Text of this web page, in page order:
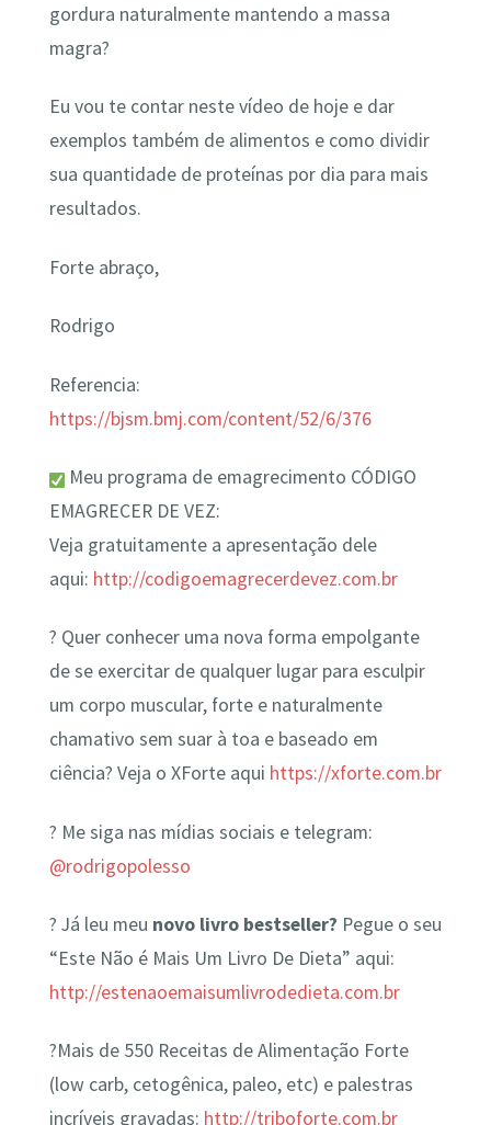
gordura naturalmente mantendo a massa
magra?
Eu vou te contar neste vídeo de hoje e dar
exemplos também de alimentos e como dividir
sua quantidade de proteínas por dia para mais
resultados.
Forte abraço,
Rodrigo
Referencia:
https://bjsm.bmj.com/content/52/6/376
Meu programa de emagrecimento CÓDIGO
EMAGRECER DE VEZ:
Veja gratuitamente a apresentação dele
aqui: http://codigoemagrecerdevez.com.br
? Quer conhecer uma nova forma empolgante
de se exercitar de qualquer lugar para esculpir
um corpo muscular, forte e naturalmente
chamativo sem suar à toa e baseado em
ciência? Veja o XForte aqui https://xforte.com.br
? Me siga nas mídias sociais e telegram:
@rodrigopolesso
? Já leu meu novo livro bestseller? Pegue o seu
“Este Não é Mais Um Livro De Dieta” aqui:
http://estenaoemaisumlivrodedieta.com.br
?Mais de 550 Receitas de Alimentação Forte
(low carb, cetogênica, paleo, etc) e palestras
incríveis gravadas: http://triboforte.com.br